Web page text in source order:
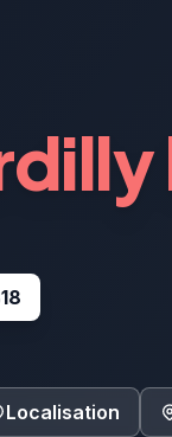
Localisation